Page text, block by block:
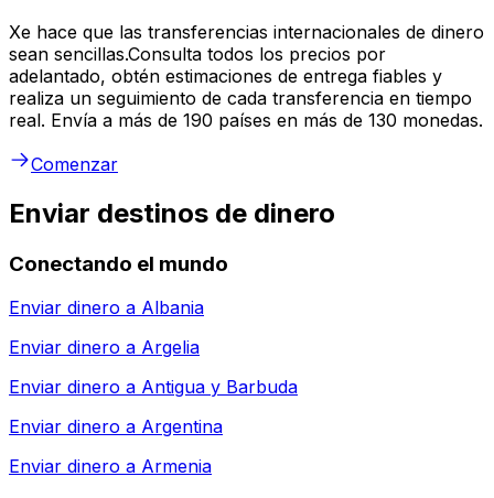
Xe hace que las transferencias internacionales de dinero
sean sencillas.Consulta todos los precios por
adelantado, obtén estimaciones de entrega fiables y
realiza un seguimiento de cada transferencia en tiempo
real. Envía a más de 190 países en más de 130 monedas.
Comenzar
Enviar destinos de dinero
Conectando el mundo
Enviar dinero a Albania
Enviar dinero a Argelia
Enviar dinero a Antigua y Barbuda
Enviar dinero a Argentina
Enviar dinero a Armenia